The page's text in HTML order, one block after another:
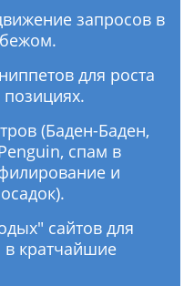
запросов в
для роста
позициях.
(Баден-Баден,
спам в
и
сайтов для
в кратчайшие